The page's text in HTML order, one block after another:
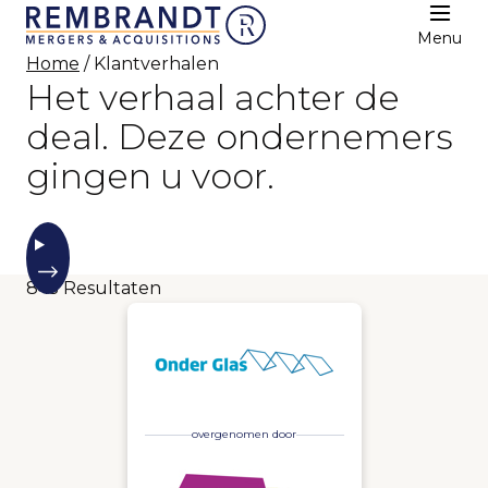
Menu
Home / Klantverhalen
Het verhaal achter de
deal. Deze ondernemers
gingen u voor.
845 Resultaten
overgenomen door